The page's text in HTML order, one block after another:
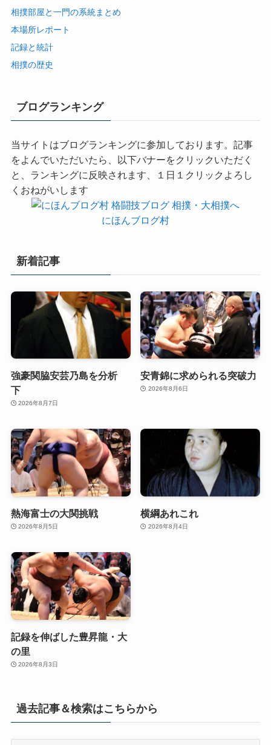
相撲部屋と一門の系統まとめ
本場所レポート
記録と統計
相撲の歴史
ブログランキング
当サイトはブログランキングに参加しております。記事
をよんでいただいたら、以下バナーをクリックいただく
と、ランキングに反映されます、１日１クリックよろし
くおねがいします
にほんブログ村
新着記事
強豪関脇安芸乃島を分析
下
2026年8月7日
安青錦に求められる突破力
2026年8月6日
熱海富士の大関挑戦
2026年8月5日
横綱あれこれ
2026年8月4日
記録を伸ばした豊昇龍・大
の里
2026年8月3日
過去記事＆検索はこちらから